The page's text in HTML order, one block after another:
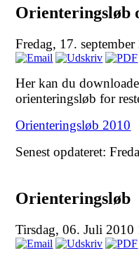
Orienteringsløb
Fredag, 17.
Her kan du
orienteringsløb for
Orienteringsløb 2010
Senest opdateret:
Orienteringsløb
Tirsdag, 06. Juli